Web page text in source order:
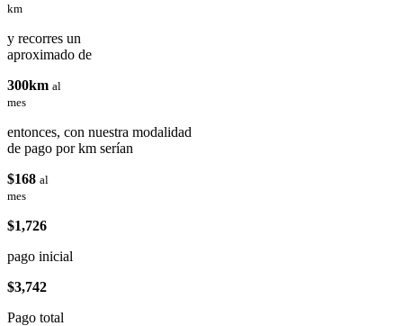
km
y recorres un
aproximado de
300km al
mes
entonces, con nuestra modalidad
de pago por km serían
$168 al
mes
$1,726
pago inicial
$3,742
Pago total